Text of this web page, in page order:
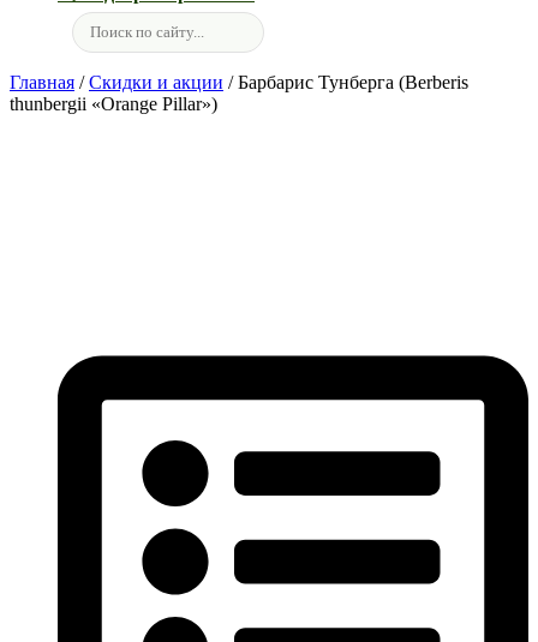
Главная /Скидки и акции / Барбарис Тунберга (Berberis
thunbergii «Orange Pillar»)